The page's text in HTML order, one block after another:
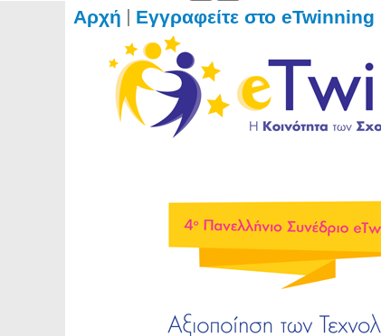
Αρχή | Εγγραφείτε στο eTwinning